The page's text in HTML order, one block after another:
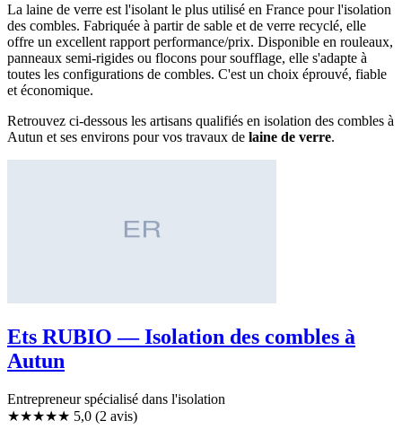
La laine de verre est l'isolant le plus utilisé en France pour l'isolation
des combles. Fabriquée à partir de sable et de verre recyclé, elle
offre un excellent rapport performance/prix. Disponible en rouleaux,
panneaux semi-rigides ou flocons pour soufflage, elle s'adapte à
toutes les configurations de combles. C'est un choix éprouvé, fiable
et économique.
Retrouvez ci-dessous les artisans qualifiés en isolation des combles à
Autun et ses environs pour vos travaux de laine de verre.
Ets RUBIO — Isolation des combles à
Autun
Entrepreneur spécialisé dans l'isolation
★★★★★ 5,0 (2 avis)